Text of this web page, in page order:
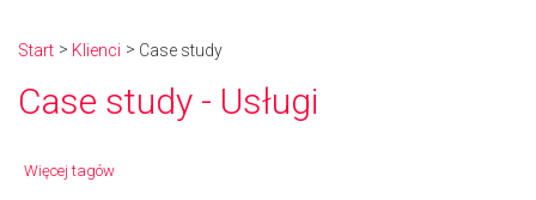
Start Klienci Case study
Case study - Usługi
Więcej tagów